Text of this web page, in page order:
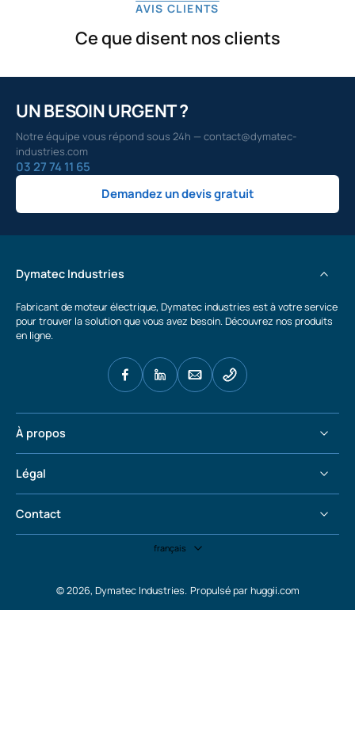
AVIS CLIENTS
Ce que disent nos clients
UN BESOIN URGENT ?
Notre équipe vous répond sous 24h — contact@dymatec-
industries.com
03 27 74 11 65
Demandez un devis gratuit
Dymatec Industries
Fabricant de moteur électrique, Dymatec industries est à votre service
pour trouver la solution que vous avez besoin. Découvrez nos produits
en ligne.
À propos
Légal
Contact
français
© 2026, Dymatec Industries. Propulsé par huggii.com